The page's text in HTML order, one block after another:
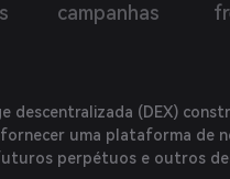
campanhas
descentralizada (DEX)
uma plataforma de
perpétuos e outros